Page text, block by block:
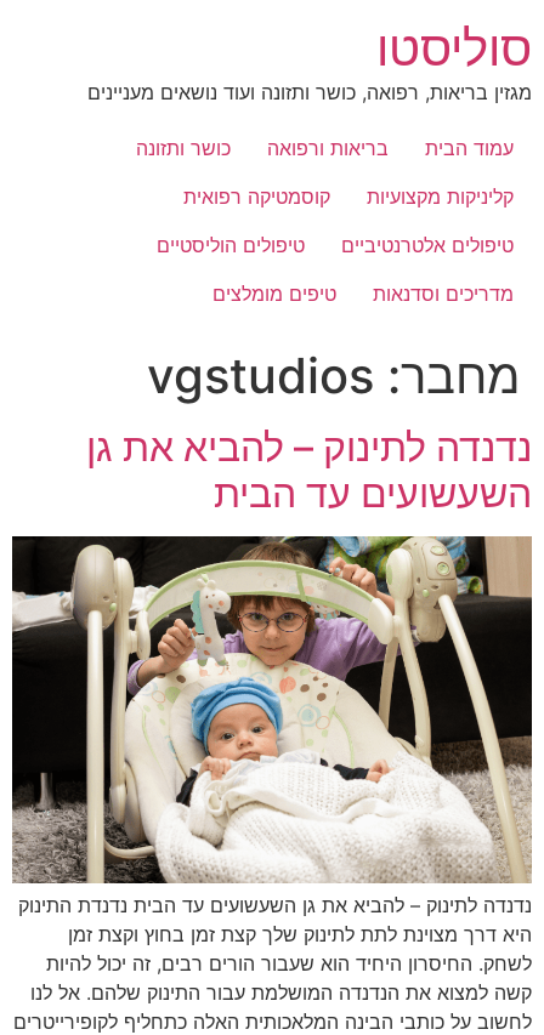
לתוכן
סוליסטו
מגזין בריאות, רפואה, כושר ותזונה ועוד נושאים מעניינים
עמוד הבית בריאות ורפואה
כושר ותזונה
קליניקות מקצועיות
קוסמטיקה רפואית
טיפולים אלטרנטיביים
טיפולים הוליסטיים
מדריכים וסדנאות
טיפים מומלצים
מחבר: vgstudios
נדנדה לתינוק – להביא את גן
השעשועים עד הבית
נדנדה לתינוק – להביא את גן השעשועים עד הבית נדנדת התינוק
היא דרך מצוינת לתת לתינוק שלך קצת זמן בחוץ וקצת זמן
לשחק. החיסרון היחיד הוא שעבור הורים רבים, זה יכול להיות
קשה למצוא את הנדנדה המושלמת עבור התינוק שלהם. אל לנו
לחשוב על כותבי הבינה המלאכותית האלה כתחליף לקופירייטרים